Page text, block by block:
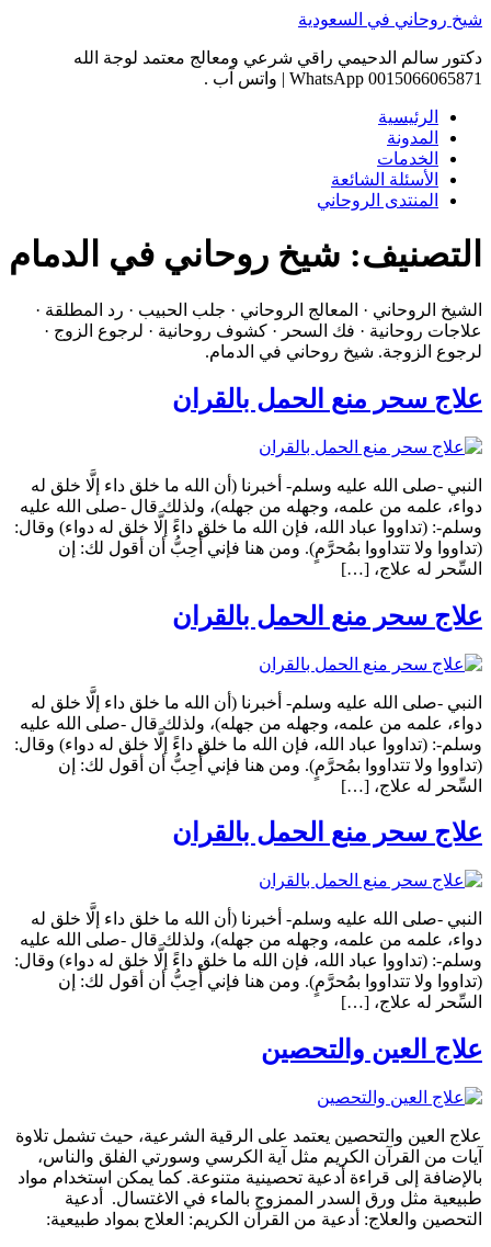
Skip
content
شيخ روحاني في السعودية
دكتور سالم الدحيمي راقي شرعي ومعالج معتمد لوجة الله
0015066065871 WhatsApp | واتس آب .
الرئيسية
المدونة
الخدمات
الأسئلة الشائعة
المنتدى الروحاني
التصنيف: شيخ روحاني في الدمام
الشيخ الروحاني · المعالج الروحاني · جلب الحبيب · رد المطلقة ·
علاجات روحانية · فك السحر · كشوف روحانية · لرجوع الزوج ·
لرجوع الزوجة. شيخ روحاني في الدمام.
علاج سحر منع الحمل بالقران
النبي -صلى الله عليه وسلم- أخبرنا (أن الله ما خلق داء إلَّا خلق له
دواء، علمه من علمه، وجهله من جهله)، ولذلك قال -صلى الله عليه
وسلم-: (تداووا عباد الله، فإن الله ما خلق داءً إلَّا خلق له دواء) وقال:
(تداووا ولا تتداووا بمُحرَّمٍ). ومن هنا فإني أُحِبُّ أن أقول لك: إن
السِّحر له علاج، […]
علاج سحر منع الحمل بالقران
النبي -صلى الله عليه وسلم- أخبرنا (أن الله ما خلق داء إلَّا خلق له
دواء، علمه من علمه، وجهله من جهله)، ولذلك قال -صلى الله عليه
وسلم-: (تداووا عباد الله، فإن الله ما خلق داءً إلَّا خلق له دواء) وقال:
(تداووا ولا تتداووا بمُحرَّمٍ). ومن هنا فإني أُحِبُّ أن أقول لك: إن
السِّحر له علاج، […]
علاج سحر منع الحمل بالقران
النبي -صلى الله عليه وسلم- أخبرنا (أن الله ما خلق داء إلَّا خلق له
دواء، علمه من علمه، وجهله من جهله)، ولذلك قال -صلى الله عليه
وسلم-: (تداووا عباد الله، فإن الله ما خلق داءً إلَّا خلق له دواء) وقال:
(تداووا ولا تتداووا بمُحرَّمٍ). ومن هنا فإني أُحِبُّ أن أقول لك: إن
السِّحر له علاج، […]
علاج العين والتحصين
علاج العين والتحصين يعتمد على الرقية الشرعية، حيث تشمل تلاوة
آيات من القرآن الكريم مثل آية الكرسي وسورتي الفلق والناس،
بالإضافة إلى قراءة أدعية تحصينية متنوعة. كما يمكن استخدام مواد
طبيعية مثل ورق السدر الممزوج بالماء في الاغتسال. أدعية
التحصين والعلاج: أدعية من القرآن الكريم: العلاج بمواد طبيعية: